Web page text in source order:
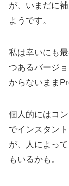
が、いまだに
ようです。
私は幸いにも
つあるバージ
からないまま
個人的にはコ
でインスタン
が、人によっ
もいるかも。